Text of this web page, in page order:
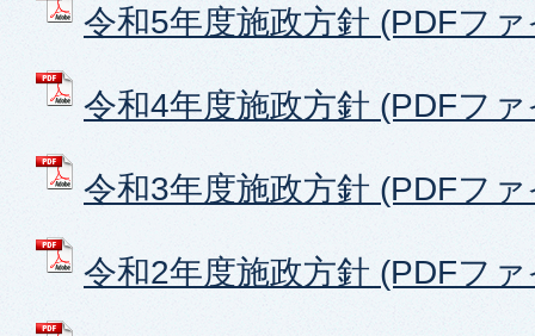
令和5年度施政方針 (PDFフ
令和4年度施政方針 (PDFフ
令和3年度施政方針 (PDFフ
令和2年度施政方針 (PDFフ